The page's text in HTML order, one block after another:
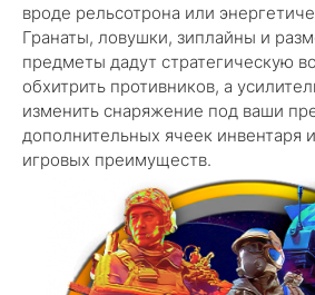
вроде рельсотрона или
Гранаты, ловушки, зиплайны и
предметы дадут стратегическую
обхитрить противников, а
изменить снаряжение под ваши
дополнительных ячеек инвентаря
игровых преимуществ.